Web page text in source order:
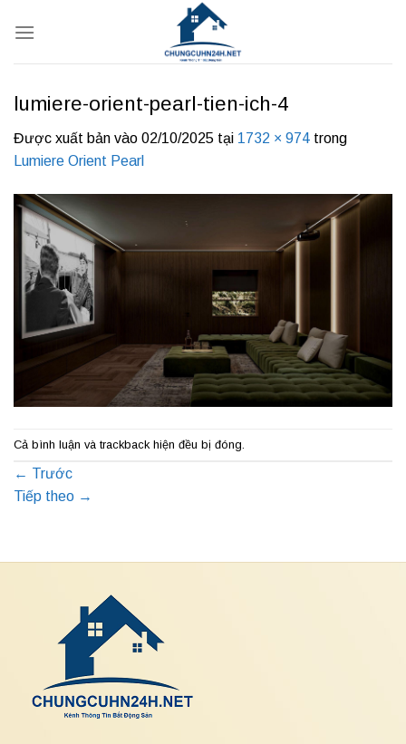
qua
lumiere-orient-pearl-tien-ich-4
Được xuất bản vào 02/10/2025 tại 1732 × 974 trong
Lumiere Orient Pearl
Cả bình luận và trackback hiện đều bị đóng.
← Trước
Tiếp theo →